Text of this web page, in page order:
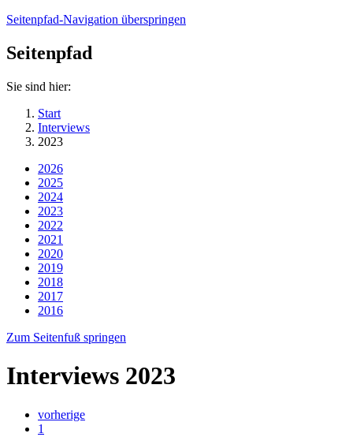
Seitenpfad-Navigation überspringen
Seitenpfad
Sie sind hier:
Start
Interviews
2023
2026
2025
2024
2023
2022
2021
2020
2019
2018
2017
2016
Zum Seitenfuß springen
Interviews 2023
vorherige
1